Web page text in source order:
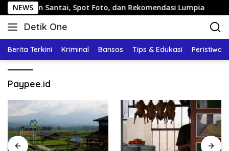
Langsung
ke
konten
NEWS
Santai, Spot Foto, dan Rekomendasi Lumpia
Detik One
Tajam
Fakta
Berita Terkini Kriminal Bansos Tips & Edukasi Peristiwa
Paypee.id